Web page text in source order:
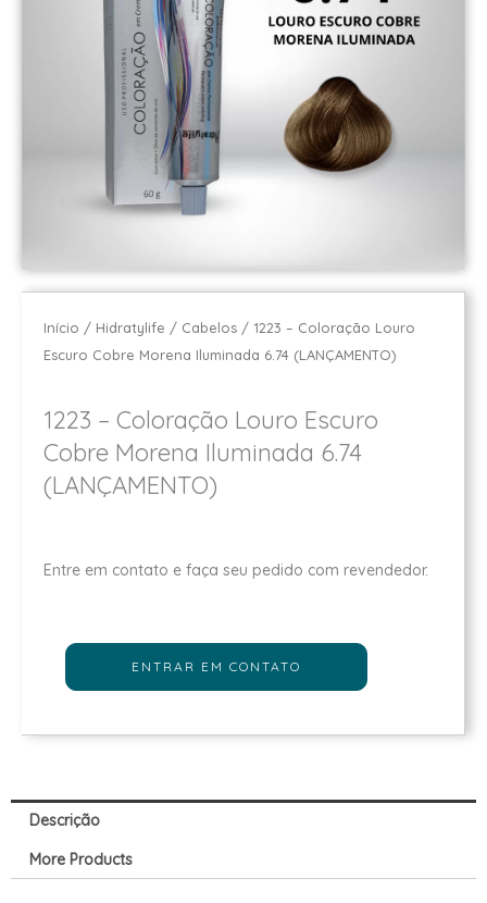
Início / Hidratylife / Cabelos / 1223 – Coloração Louro
Escuro Cobre Morena Iluminada 6.74 (LANÇAMENTO)
1223 – Coloração Louro Escuro
Cobre Morena Iluminada 6.74
(LANÇAMENTO)
Entre em contato e faça seu pedido com revendedor.
ENTRAR EM CONTATO
Descrição
More Products